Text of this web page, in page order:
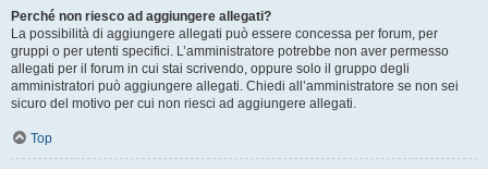
Perché non riesco ad aggiungere allegati?
La possibilità di aggiungere allegati può essere concessa per forum, per
gruppi o per utenti specifici. L’amministratore potrebbe non aver permesso
allegati per il forum in cui stai scrivendo, oppure solo il gruppo degli
amministratori può aggiungere allegati. Chiedi all’amministratore se non sei
sicuro del motivo per cui non riesci ad aggiungere allegati.
Top